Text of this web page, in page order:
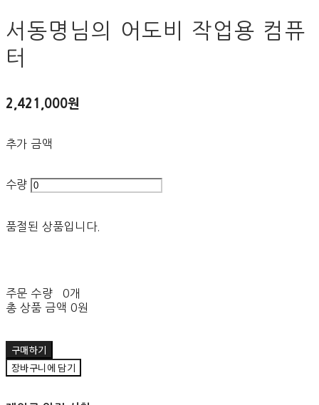
서동명님의 어도비 작업용 컴퓨
터
2,421,000원
추가 금액
수량
품절된 상품입니다.
주문 수량
0개
총 상품 금액 0원
구매하기
장바구니에 담기